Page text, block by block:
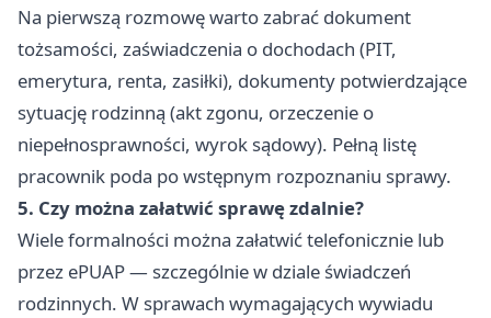
Na pierwszą rozmowę warto zabrać dokument
tożsamości, zaświadczenia o dochodach (PIT,
emerytura, renta, zasiłki), dokumenty potwierdzające
sytuację rodzinną (akt zgonu, orzeczenie o
niepełnosprawności, wyrok sądowy). Pełną listę
pracownik poda po wstępnym rozpoznaniu sprawy.
5. Czy można załatwić sprawę zdalnie?
Wiele formalności można załatwić telefonicznie lub
przez ePUAP — szczególnie w dziale świadczeń
rodzinnych. W sprawach wymagających wywiadu